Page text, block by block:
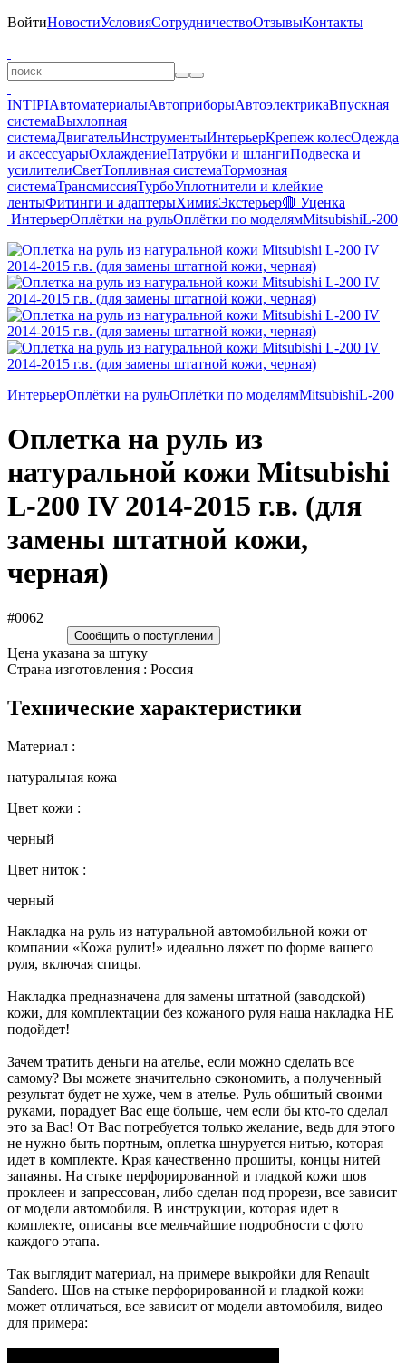
ВойтиНовостиУсловияСотрудничествоОтзывыКонтакты
INTIPIАвтоматериалыАвтоприборыАвтоэлектрикаВпускная
системаВыхлопная
системаДвигательИнструментыИнтерьерКрепеж колесОдежда
и аксессуарыОхлаждениеПатрубки и шлангиПодвеска и
усилителиСветТопливная системаТормозная
системаТрансмиссияТурбоУплотнители и клейкие
лентыФитинги и адаптерыХимияЭкстерьер🔴 Уценка
ИнтерьерОплётки на рульОплётки по моделямMitsubishiL-200
ИнтерьерОплётки на рульОплётки по моделямMitsubishiL-200
Оплетка на руль из
натуральной кожи Mitsubishi
L-200 IV 2014-2015 г.в. (для
замены штатной кожи,
черная)
#0062
Сообщить о поступлении
Цена указана за штуку
Страна изготовления : Россия
Технические характеристики
Материал :
натуральная кожа
Цвет кожи :
черный
Цвет ниток :
черный
Накладка на руль из натуральной автомобильной кожи от
компании «Кожа рулит!» идеально ляжет по форме вашего
руля, включая спицы.
Накладка предназначена для замены штатной (заводской)
кожи, для комплектации без кожаного руля наша накладка НЕ
подойдет!
Зачем тратить деньги на ателье, если можно сделать все
самому? Вы можете значительно сэкономить, а полученный
результат будет не хуже, чем в ателье. Руль обшитый своими
руками, порадует Вас еще больше, чем если бы кто-то сделал
это за Вас! От Вас потребуется только желание, ведь для этого
не нужно быть портным, оплетка шнуруется нитью, которая
идет в комплекте. Края качественно прошиты, концы нитей
запаяны. На стыке перфорированной и гладкой кожи шов
проклеен и запрессован, либо сделан под прорези, все зависит
от модели автомобиля. В инструкции, которая идет в
комплекте, описаны все мельчайшие подробности с фото
каждого этапа.
Так выглядит материал, на примере выкройки для Renault
Sandero. Шов на стыке перфорированной и гладкой кожи
может отличаться, все зависит от модели автомобиля, видео
для примера: